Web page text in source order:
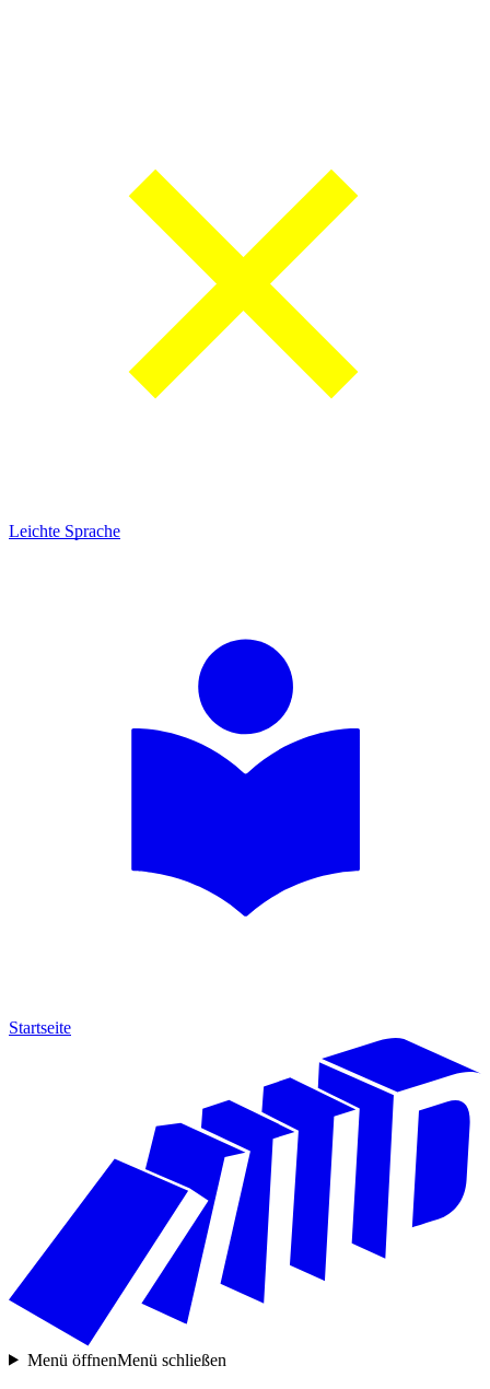
Leichte Sprache
Startseite
Menü öffnenMenü schließen